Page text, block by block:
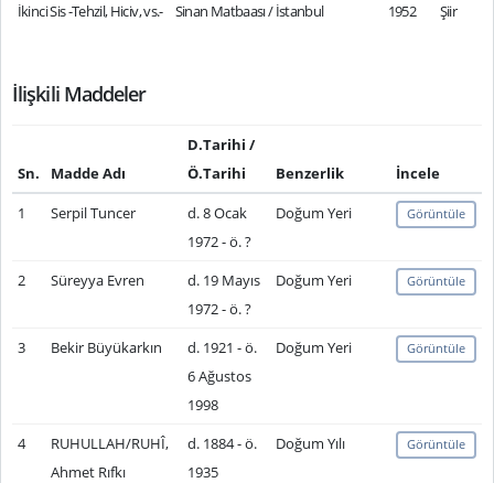
İkinci Sis -Tehzil, Hiciv, vs.- Sinan Matbaası / İstanbul 1952 Şiir
İlişkili Maddeler
Sn. Madde Adı
D.Tarihi /
Ö.Tarihi
Benzerlik
İncele
1
Serpil Tuncer
d. 8 Ocak
1972 - ö. ?
Doğum Yeri Görüntüle
2 Süreyya Evren
d. 19 Mayıs
1972 - ö. ?
Doğum Yeri Görüntüle
3 Bekir Büyükarkın
d. 1921 - ö.
6 Ağustos
1998
Doğum Yeri Görüntüle
4
RUHULLAH/RUHÎ,
Ahmet Rıfkı
d. 1884 - ö.
1935
Doğum Yılı Görüntüle